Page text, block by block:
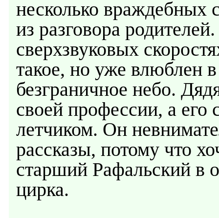
несколько враждебных
из разговора
сверхзвуковых
такое, но уже влюблен
безграничное небо.
своей профессии, а его
летчиком. Он
рассказы, потому что
старший Рафальский в
цирка.